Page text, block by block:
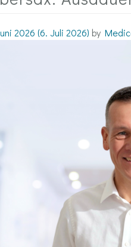
2026 (6. Juli 2026) by